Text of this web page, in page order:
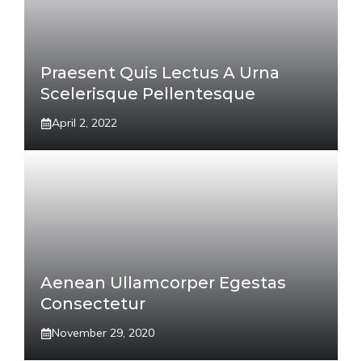
Praesent Quis Lectus A Urna
Scelerisque Pellentesque
April 2, 2022
Aenean Ullamcorper Egestas
Consectetur
November 29, 2020